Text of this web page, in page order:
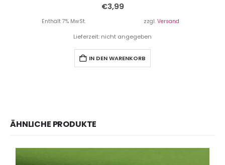
€3,99
Enthält 7% MwSt. zzgl. Versand
Lieferzeit: nicht angegeben
IN DEN WARENKORB
ÄHNLICHE PRODUKTE